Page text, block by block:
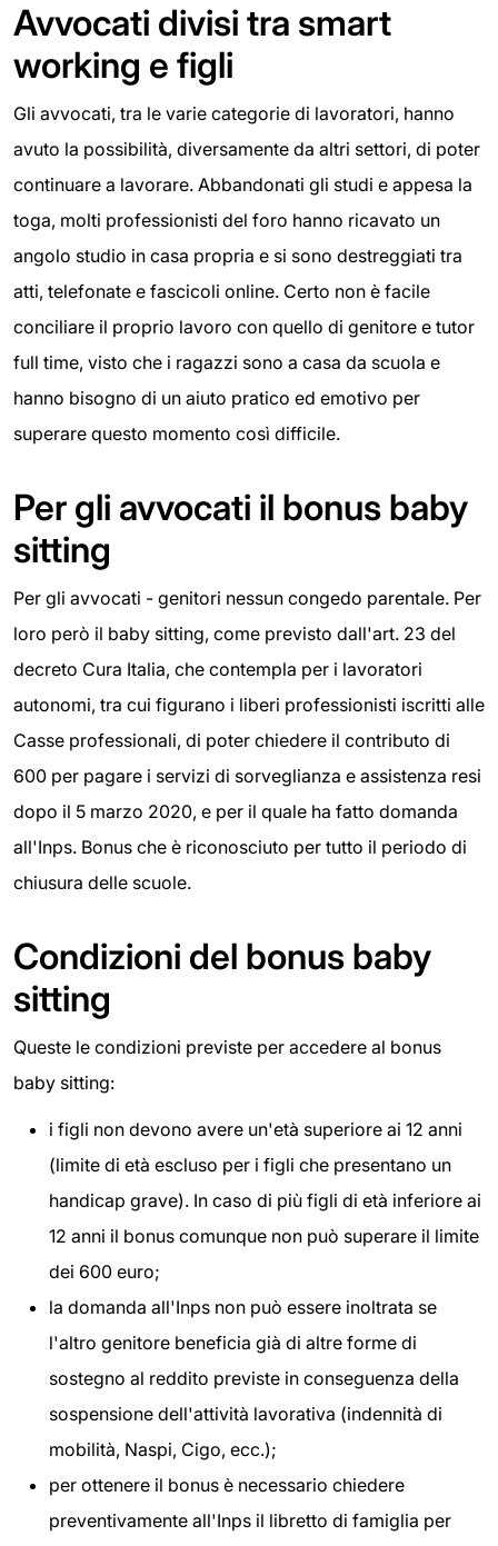
Avvocati divisi tra smart
working e figli
Gli avvocati, tra le varie categorie di lavoratori, hanno
avuto la possibilità, diversamente da altri settori, di poter
continuare a lavorare. Abbandonati gli studi e appesa la
toga, molti professionisti del foro hanno ricavato un
angolo studio in casa propria e si sono destreggiati tra
atti, telefonate e fascicoli online. Certo non è facile
conciliare il proprio lavoro con quello di genitore e tutor
full time, visto che i ragazzi sono a casa da scuola e
hanno bisogno di un aiuto pratico ed emotivo per
superare questo momento così difficile.
Per gli avvocati il bonus baby
sitting
Per gli avvocati - genitori nessun congedo parentale. Per
loro però il baby sitting, come previsto dall'art. 23 del
decreto Cura Italia, che contempla per i lavoratori
autonomi, tra cui figurano i liberi professionisti iscritti alle
Casse professionali, di poter chiedere il contributo di
600 per pagare i servizi di sorveglianza e assistenza resi
dopo il 5 marzo 2020, e per il quale ha fatto domanda
all'Inps. Bonus che è riconosciuto per tutto il periodo di
chiusura delle scuole.
Condizioni del bonus baby
sitting
Queste le condizioni previste per accedere al bonus
baby sitting:
i figli non devono avere un'età superiore ai 12 anni
(limite di età escluso per i figli che presentano un
handicap grave). In caso di più figli di età inferiore ai
12 anni il bonus comunque non può superare il limite
dei 600 euro;
la domanda all'Inps non può essere inoltrata se
l'altro genitore beneficia già di altre forme di
sostegno al reddito previste in conseguenza della
sospensione dell'attività lavorativa (indennità di
mobilità, Naspi, Cigo, ecc.);
per ottenere il bonus è necessario chiedere
preventivamente all'Inps il libretto di famiglia per